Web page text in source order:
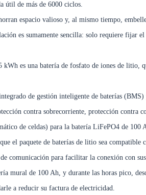
útil de más de 6000 ciclos.
espacio valioso y, al mismo tiempo,
es sumamente sencilla: solo requiere fijar el
kWh es una batería de fosfato de iones de litio,
de gestión inteligente de baterías
contra sobrecorriente, protección contra
de celdas) para la batería LiFePO4 de 100
el paquete de baterías de litio sea compatible
comunicación para facilitar la conexión con
mural de 100 Ah, y durante las horas pico,
a reducir su factura de electricidad.